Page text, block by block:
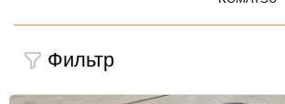
Фильтр